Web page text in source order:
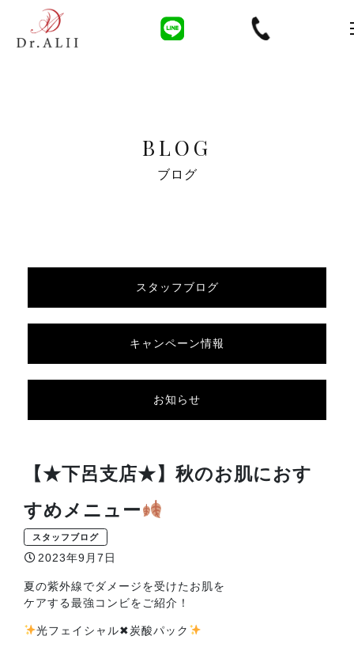
BLOG
ブログ
スタッフブログ
キャンペーン情報
お知らせ
【★下呂支店★】秋のお肌におす
すめメニュー
スタッフブログ
2023年9月7日
夏の紫外線でダメージを受けたお肌を
ケアする最強コンビをご紹介！
光フェイシャル✖︎炭酸パック